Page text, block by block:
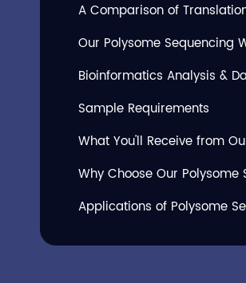
A Comparison of
Our Polysome Sequencing
Bioinformatics Analysis &
Sample Requirements
What You'll Receive from
Why Choose Our Polysome
Applications of Polysome